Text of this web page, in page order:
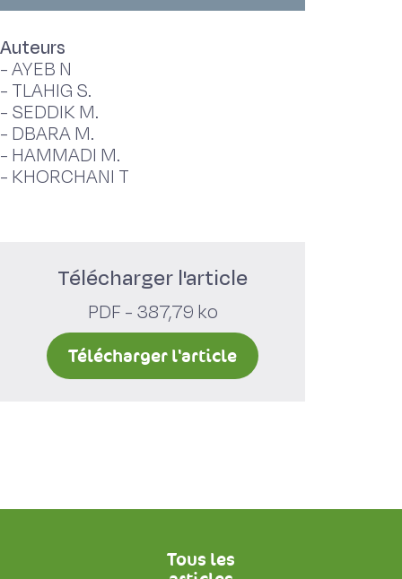
Auteurs
-AYEB N
- TLAHIG S.
- SEDDIK M.
- DBARA M.
- HAMMADI M.
- KHORCHANI T
Télécharger l'article
PDF - 387,79 ko
Télécharger l'article
Tous les